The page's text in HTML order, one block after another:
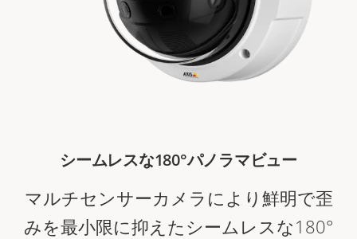
シームレスな180°パノラマビュー
マルチセンサーカメラにより鮮明で歪
みを最小限に抑えたシームレスな180°